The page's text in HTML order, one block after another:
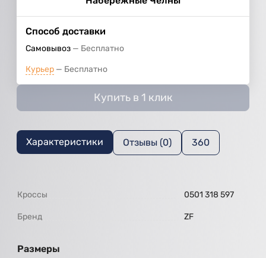
Способ доставки
Самовывоз Бесплатно
Курьер Бесплатно
Купить в 1 клик
Характеристики Отзывы (0) 360
Кроссы 0501 318 597
Бренд ZF
Размеры